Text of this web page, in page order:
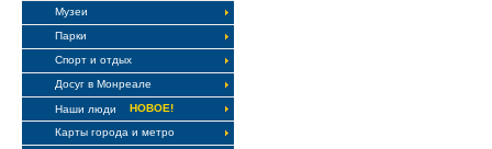
Музеи
Парки
Спорт и отдых
Досуг в Монреале
Наши люди
НОВОЕ!
Карты города и метро